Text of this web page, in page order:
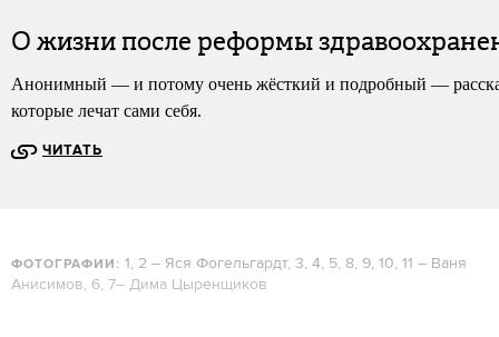
О жизни после реформы
Анонимный — и потому очень жёсткий и подробный —
которые лечат сами себя.
ЧИТАТЬ
ФОТОГРАФИИ: 1, 2 – Яся Фогельгардт, 3, 4, 5, 8, 9, 10, 11 – Ваня
Анисимов, 6, 7– Дима Цыренщиков